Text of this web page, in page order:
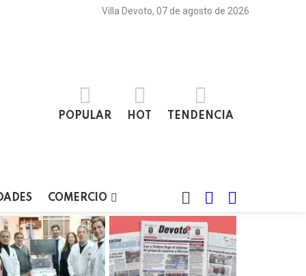
Villa Devoto, 07 de agosto de 2026
POPULAR HOT TENDENCIA
COMERCIO
SWITCH
SKIN
BUSCAR